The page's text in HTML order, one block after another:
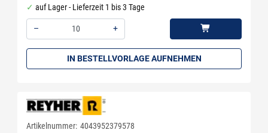
auf Lager - Lieferzeit 1 bis 3 Tage
–
+
IN BESTELLVORLAGE AUFNEHMEN
Artikelnummer: 4043952379578